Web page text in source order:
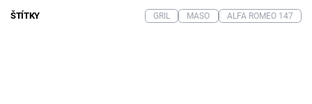
ŠTÍTKY GRIL MASO ALFA ROMEO 147